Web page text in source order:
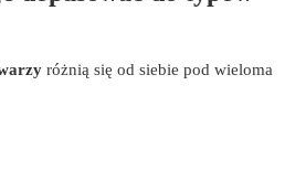
różnią się od siebie pod wieloma